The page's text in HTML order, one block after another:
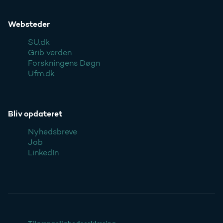
Websteder
SU.dk
Grib verden
Forskningens Døgn
Ufm.dk
Bliv opdateret
Nyhedsbreve
Job
LinkedIn